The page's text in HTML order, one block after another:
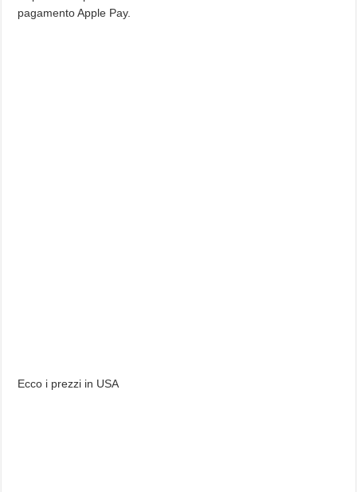
pagamento Apple Pay.
Ecco i prezzi in USA